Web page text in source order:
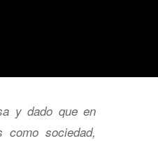
y dado que en
sociedad,